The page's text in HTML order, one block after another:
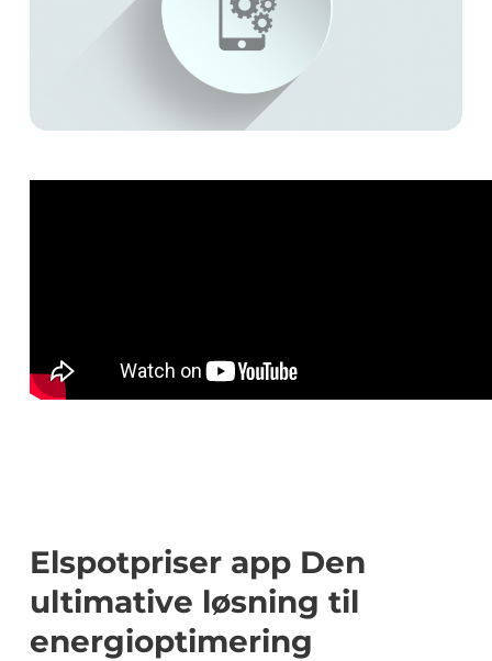
Elspotpriser app Den
ultimative løsning til
energioptimering